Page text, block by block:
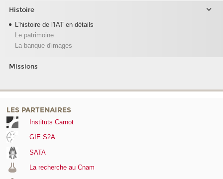
Histoire
L'histoire de l'IAT en détails
Le patrimoine
La banque d'images
Missions
LES PARTENAIRES
Instituts Carnot
GIE S2A
SATA
La recherche au Cnam